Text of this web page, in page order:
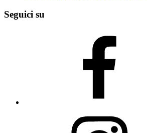
Seguici su